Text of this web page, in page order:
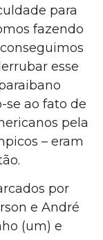
para
fazendo
esse
se ao fato de
pela
– eram
por
e André
(um) e